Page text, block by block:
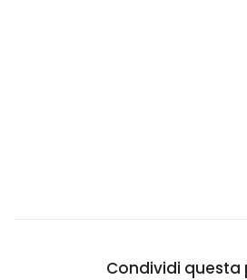
Condividi questa